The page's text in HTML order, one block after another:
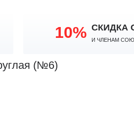
10% СКИДКА
И членам
(№6)